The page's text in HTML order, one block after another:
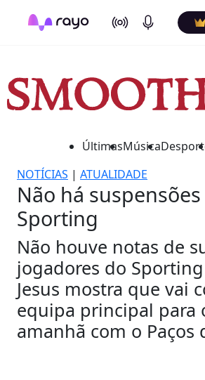
On Air Podcasts
ÚltimasMúsica
NOTÍCIAS | ATUALIDADE
Não há
Sporting
Não houve notas de
jogadores do Sporting
Jesus mostra que vai
equipa principal para
amanhã com o Paços